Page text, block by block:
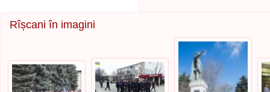
Rîșcani în imagini